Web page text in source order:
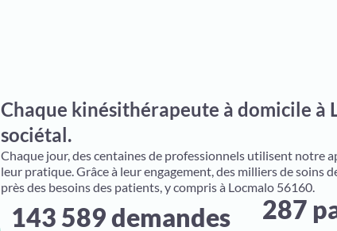
Chaque kinésithérapeute à domicile
sociétal.
Chaque jour, des centaines de professionnels utilisent notre
leur pratique. Grâce à leur engagement, des milliers de soins
près des besoins des patients, y compris à Locmalo 56160.
143 589 demandes 287